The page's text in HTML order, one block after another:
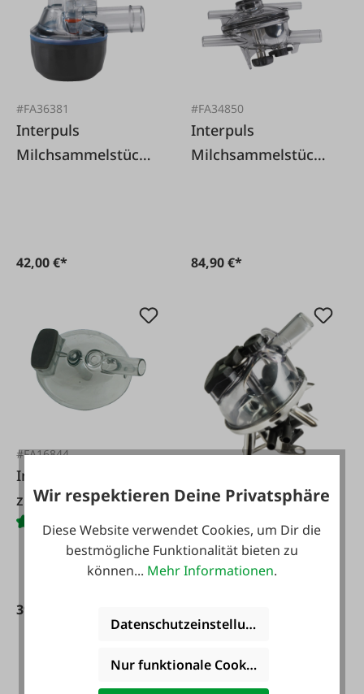
#FA36381
Interpuls
Milchsammelstück
42,00 €*
#FA34850
Interpuls
Milchsammelstück
84,90 €*
#FA16844
Interpuls Unterteil
zu
Milchsammelstück
Orbiter 350 ccm
39,80 €*
#FA127922
Milchsammelstück
Classic 300 mit
Absperrung
Wir respektieren Deine Privatsphäre
Diese Website verwendet Cookies, um Dir die
bestmögliche Funktionalität bieten zu
können... Mehr Informationen.
Datenschutzeinstellungen
Nur funktionale Cookies akzeptieren